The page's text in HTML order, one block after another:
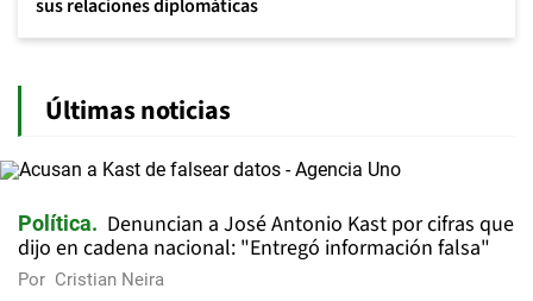
sus relaciones diplomáticas
Últimas noticias
Política
Denuncian a José Antonio Kast por cifras que
dijo en cadena nacional: "Entregó información falsa"
Por Cristian Neira